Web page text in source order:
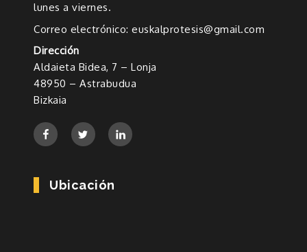
lunes a viernes.
Correo electrónico: euskalprotesis@gmail.com
Dirección
Aldaieta Bidea, 7 – Lonja
48950 – Astrabudua
Bizkaia
Ubicación